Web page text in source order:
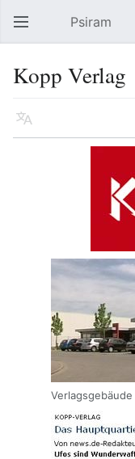
Hauptmenü öffnen Psiram
Kopp Verlag
Sprache